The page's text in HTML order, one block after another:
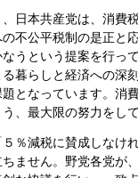
日本共産党は、消費
不公平税制の是正と
うという提案を行っ
暮らしと経済への深
となっています。消
、最大限の努力をして
％減税に賛成しなけ
ません。野党各党が